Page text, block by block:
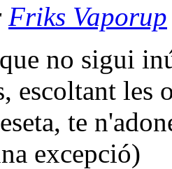
Friks Vaporup
no sigui
escoltant
te
excepció)